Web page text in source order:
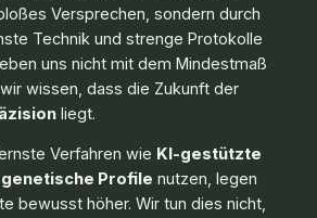
Versprechen, sondern durch
Technik und strenge Protokolle
uns nicht mit dem Mindestmaß
wissen, dass die Zukunft der
liegt.
Verfahren wie KI-gestützte
genetische Profile nutzen, legen
bewusst höher. Wir tun dies nicht,